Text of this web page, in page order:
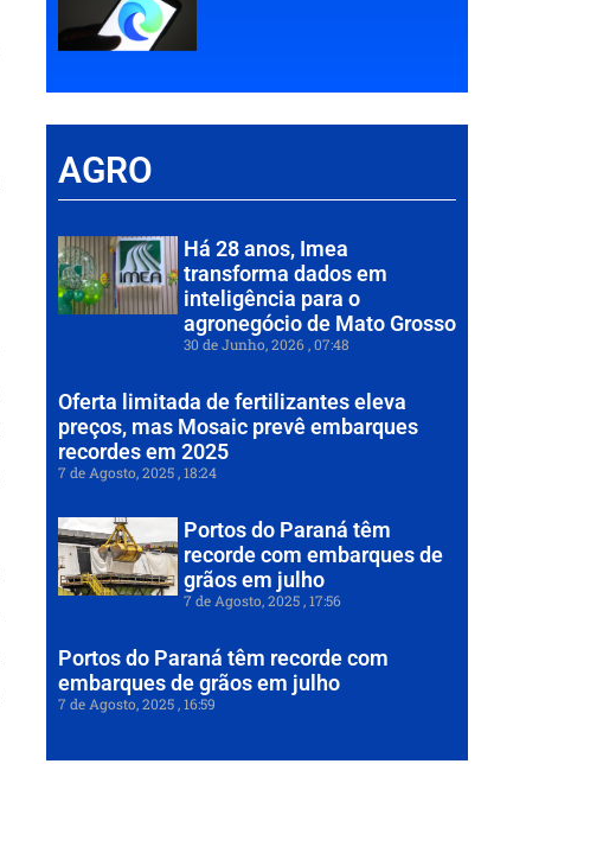
AGRO
Há 28 anos, Imea
transforma dados em
inteligência para o
agronegócio de Mato Grosso
30 de Junho, 2026 07:48
Oferta limitada de fertilizantes eleva
preços, mas Mosaic prevê embarques
recordes em 2025
7 de Agosto, 2025 18:24
Portos do Paraná têm
recorde com embarques de
grãos em julho
7 de Agosto, 2025 17:56
Portos do Paraná têm recorde com
embarques de grãos em julho
7 de Agosto, 2025 16:59